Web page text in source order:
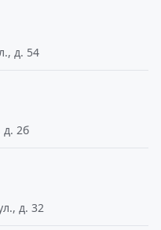
д. 54
д. 2б
д. 32